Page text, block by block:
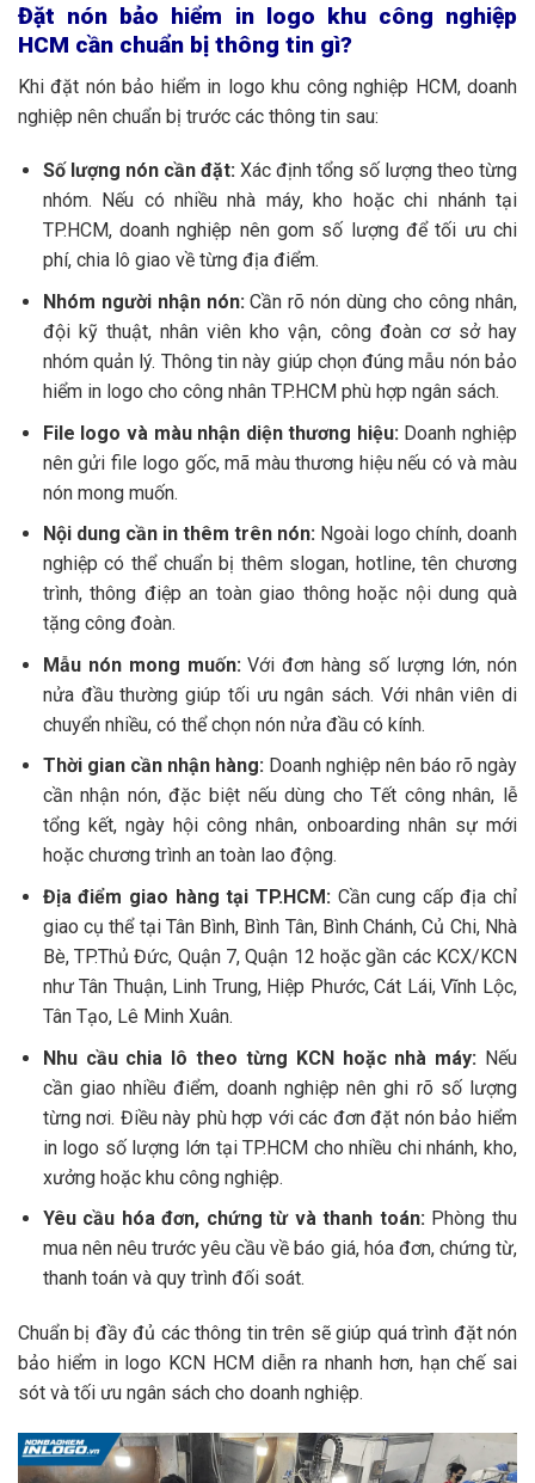
Đặt nón bảo hiểm in logo khu công nghiệp
HCM cần chuẩn bị thông tin gì?
Khi đặt nón bảo hiểm in logo khu công nghiệp HCM, doanh
nghiệp nên chuẩn bị trước các thông tin sau:
Số lượng nón cần đặt:Xác định tổng số lượng theo từng
nhóm. Nếu có nhiều nhà máy, kho hoặc chi nhánh tại
TP.HCM, doanh nghiệp nên gom số lượng để tối ưu chi
phí, chia lô giao về từng địa điểm.
Nhóm người nhận nón:Cần rõ nón dùng cho công nhân,
đội kỹ thuật, nhân viên kho vận, công đoàn cơ sở hay
nhóm quản lý. Thông tin này giúp chọn đúng mẫu nón bảo
hiểm in logo cho công nhân TP.HCM phù hợp ngân sách.
File logo và màu nhận diện thương hiệu: Doanh nghiệp
nên gửi file logo gốc, mã màu thương hiệu nếu có và màu
nón mong muốn.
Nội dung cần in thêm trên nón:Ngoài logo chính, doanh
nghiệp có thể chuẩn bị thêm slogan, hotline, tên chương
trình, thông điệp an toàn giao thông hoặc nội dung quà
tặng công đoàn.
Mẫu nón mong muốn: Với đơn hàng số lượng lớn, nón
nửa đầu thường giúp tối ưu ngân sách. Với nhân viên di
chuyển nhiều, có thể chọn nón nửa đầu có kính.
Thời gian cần nhận hàng: Doanh nghiệp nên báo rõ ngày
cần nhận nón, đặc biệt nếu dùng cho Tết công nhân, lễ
tổng kết, ngày hội công nhân, onboarding nhân sự mới
hoặc chương trình an toàn lao động.
Địa điểm giao hàng tại TP.HCM:Cần cung cấp địa chỉ
giao cụ thể tại Tân Bình, Bình Tân, Bình Chánh, Củ Chi, Nhà
Bè, TP.Thủ Đức, Quận 7, Quận 12 hoặc gần các KCX/KCN
như Tân Thuận, Linh Trung, Hiệp Phước, Cát Lái, Vĩnh Lộc,
Tân Tạo, Lê Minh Xuân.
Nhu cầu chia lô theo từng KCN hoặc nhà máy: Nếu
cần giao nhiều điểm, doanh nghiệp nên ghi rõ số lượng
từng nơi. Điều này phù hợp với các đơn đặt nón bảo hiểm
in logo số lượng lớn tại TP.HCM cho nhiều chi nhánh, kho,
xưởng hoặc khu công nghiệp.
Yêu cầu hóa đơn, chứng từ và thanh toán:Phòng thu
mua nên nêu trước yêu cầu về báo giá, hóa đơn, chứng từ,
thanh toán và quy trình đối soát.
Chuẩn bị đầy đủ các thông tin trên sẽ giúp quá trình đặt nón
bảo hiểm in logo KCN HCM diễn ra nhanh hơn, hạn chế sai
sót và tối ưu ngân sách cho doanh nghiệp.